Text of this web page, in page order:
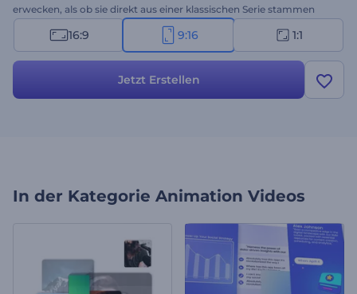
erwecken, als ob sie direkt aus einer klassischen Serie stammen
würde. Wählen Sie Ihre bevorzugten Szenen aus, geben Sie Ihre
Geschichte ein und wählen Sie einen dramatischen Musiktitel, um
tun. Ideal für Anime-begeisterte Fans, Geschichtenerzähler, digitale
16:9 9:16 1:1
Jetzt Erstellen
In der Kategorie Animation Videos